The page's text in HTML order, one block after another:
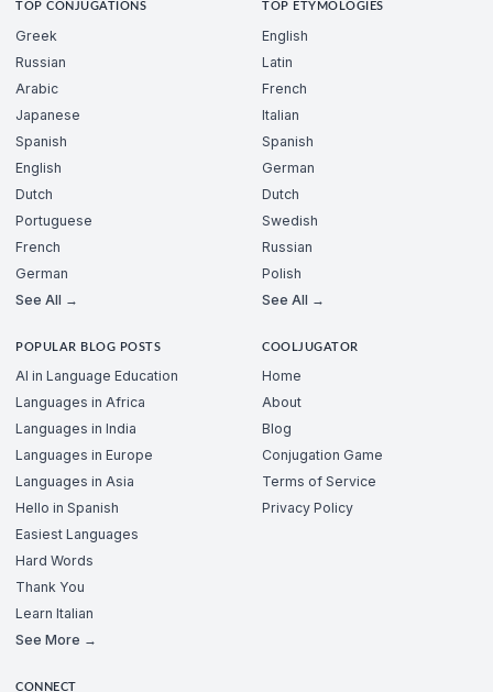
TOP CONJUGATIONS
Greek
Russian
Arabic
Japanese
Spanish
English
Dutch
Portuguese
French
German
See All →
TOP ETYMOLOGIES
English
Latin
French
Italian
Spanish
German
Dutch
Swedish
Russian
Polish
See All →
POPULAR BLOG POSTS
AI in Language Education
Languages in Africa
Languages in India
Languages in Europe
Languages in Asia
Hello in Spanish
Easiest Languages
Hard Words
Thank You
Learn Italian
See More →
COOLJUGATOR
Home
About
Blog
Conjugation Game
Terms of Service
Privacy Policy
CONNECT